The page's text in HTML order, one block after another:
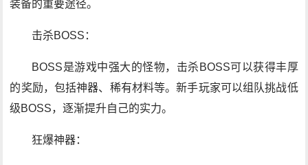
装备的重要途径。
击杀BOSS：
BOSS是游戏中强大的怪物，击杀BOSS可以获得丰厚
的奖励，包括神器、稀有材料等。新手玩家可以组队挑战低
级BOSS，逐渐提升自己的实力。
狂爆神器：